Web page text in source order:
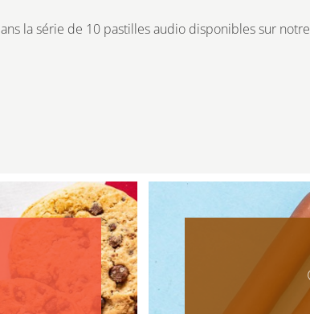
la série de 10 pastilles audio disponibles sur notre